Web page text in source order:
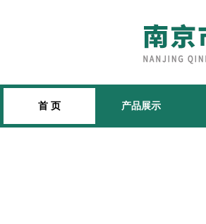
首 页 产品展示